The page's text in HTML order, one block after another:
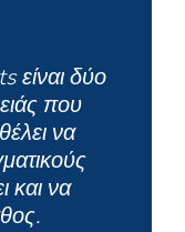
είναι δύο
που
να
και να